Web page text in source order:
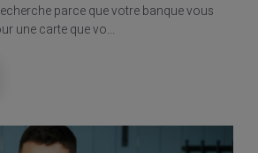
parce que votre banque vous
une carte que vo...